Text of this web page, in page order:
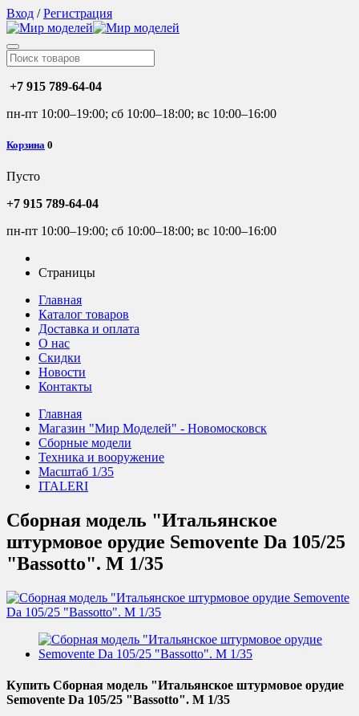
Вход /Регистрация
+7 915 789-64-04
пн-пт 10:00–19:00; сб 10:00–18:00; вс 10:00–16:00
Корзина 0
Пусто
+7 915 789-64-04
пн-пт 10:00–19:00; сб 10:00–18:00; вс 10:00–16:00
Страницы
Главная
Каталог товаров
Доставка и оплата
О нас
Скидки
Новости
Контакты
Главная
Магазин "Мир Моделей" - Новомосковск
Сборные модели
Техника и вооружение
Масштаб 1/35
ITALERI
Сборная модель "Итальянское
штурмовое орудие Semovente Da 105/25
"Bassotto". М 1/35
Купить Сборная модель "Итальянское штурмовое орудие
Semovente Da 105/25 "Bassotto". М 1/35